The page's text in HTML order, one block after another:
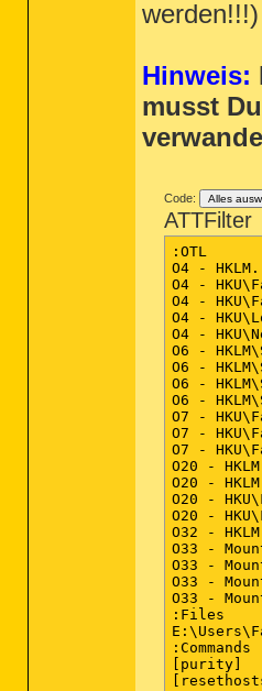
werden!!!)
Hinweis:
musst
Code: Alles
ATTFilter
:OTL
O4 -
O4 -
O4 -
O4 -
O4 -
O6 -
O6 -
O6 -
O6 -
O7 -
O7 -
O7 -
O20 -
O20 -
O20 -
O20 -
O32 -
O33 -
O33 -
O33 -
O33 -
:Files
:Commands
[purity]